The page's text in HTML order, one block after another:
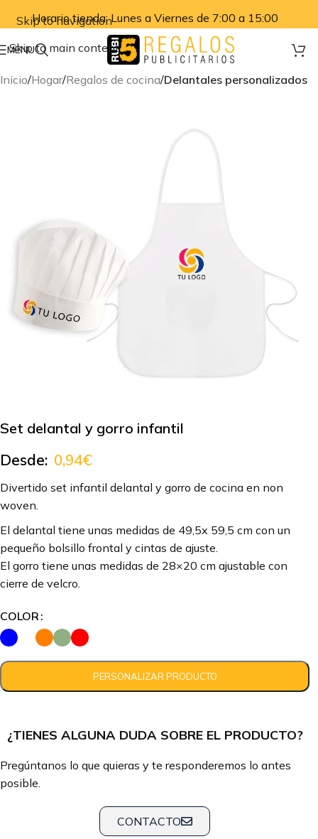
Skip to navigation
Skip to main content
Horario tienda: Lunes a Viernes de 7:00 a 15:00
MENU
Inicio Hogar Regalos de cocina Delantales personalizados
Set delantal y gorro infantil
Desde: 0,94€
Divertido set infantil delantal y gorro de cocina en non
woven.
El delantal tiene unas medidas de 49,5x 59,5 cm con un
pequeño bolsillo frontal y cintas de ajuste.
El gorro tiene unas medidas de 28×20 cm ajustable con
cierre de velcro.
COLOR
¿TIENES ALGUNA DUDA SOBRE EL PRODUCTO?
Pregúntanos lo que quieras y te responderemos lo antes
posible.
CONTACTO